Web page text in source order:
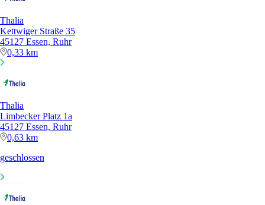
Thalia
Kettwiger Straße 35
45127 Essen, Ruhr
0,33 km
Thalia
Limbecker Platz 1a
45127 Essen, Ruhr
0,63 km
geschlossen